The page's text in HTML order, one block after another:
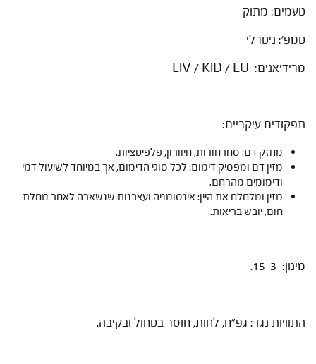
טעמים: מתוק
טמפ': ניטרלי
מרידיאנים: LIV / KID / LU
תפקודים עיקריים:
מחזק דם: סחרחורות, חיוורון, פלפיטציות.
מזין דם ומפסיק דימום: לכל סוגי הדימום, אך במיוחד לשיעול דמי
ודימומים מהרחם.
מזין ומלחלח את היין: אינסומניה ועצבנות שנשארה לאחר מחלת
חום, יובש בריאות.
מינון: 15-3.
התוויות נגד: גפ"ח, לחות, חוסר בטחול ובקיבה.